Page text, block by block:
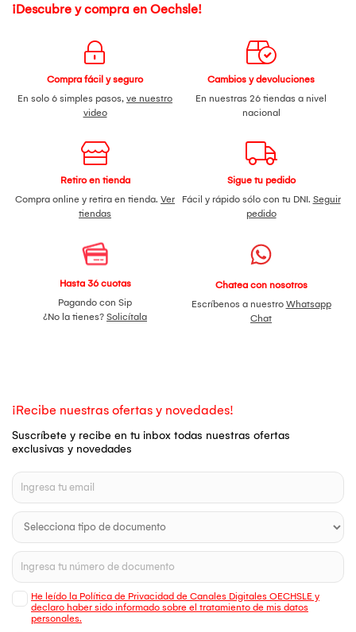
¡Descubre y compra en Oechsle!
Compra fácil y seguro
En solo 6 simples pasos, ve nuestro
video
Cambios y devoluciones
En nuestras 26 tiendas a nivel
nacional
Retiro en tienda
Compra online y retira en tienda. Ver
tiendas
Sigue tu pedido
Fácil y rápido sólo con tu DNI. Seguir
pedido
Hasta 36 cuotas
Pagando con Sip
¿No la tienes? Solicítala
Chatea con nosotros
Escríbenos a nuestro Whatsapp
Chat
¡Recibe nuestras ofertas y novedades!
Suscríbete y recibe en tu inbox todas nuestras ofertas
exclusivas y novedades
He leído la Política de Privacidad de Canales Digitales OECHSLE y
declaro haber sido informado sobre el tratamiento de mis datos
personales.